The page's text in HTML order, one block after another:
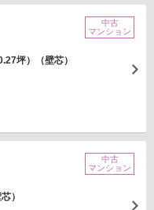
坪）（壁芯）
中古
マンション
）
中古
マンション